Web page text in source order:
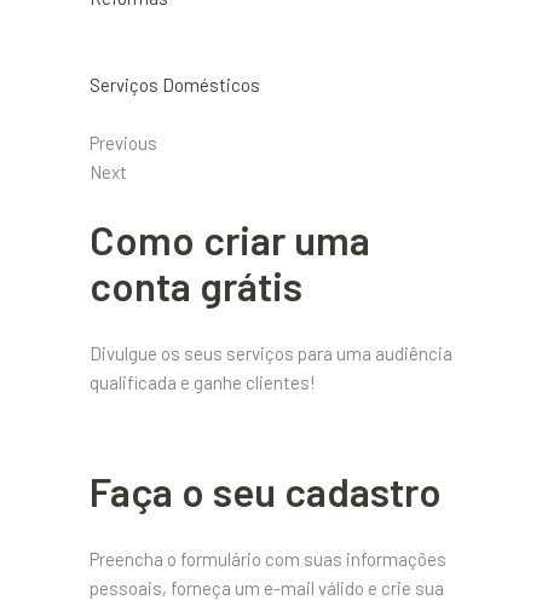
Serviços Domésticos
Previous
Next
Como criar uma
conta grátis
Divulgue os seus serviços para uma audiência
qualificada e ganhe clientes!
Faça o seu cadastro
Preencha o formulário com suas informações
pessoais, forneça um e-mail válido e crie sua